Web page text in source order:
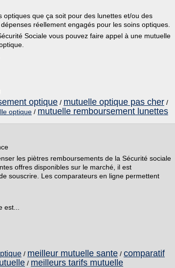
que ça soit pour des lunettes et/ou des
réellement engagés pour les soins optiques.
Sociale vous pouvez faire appel à une mutuelle
optique / mutuelle optique pas cher /
optique / mutuelle remboursement lunettes
les piètres remboursements de la Sécurité sociale
offres disponibles sur le marché, il est
souscrire. Les comparateurs en ligne permettent
/ meilleur mutuelle sante / comparatif
/ meilleurs tarifs mutuelle